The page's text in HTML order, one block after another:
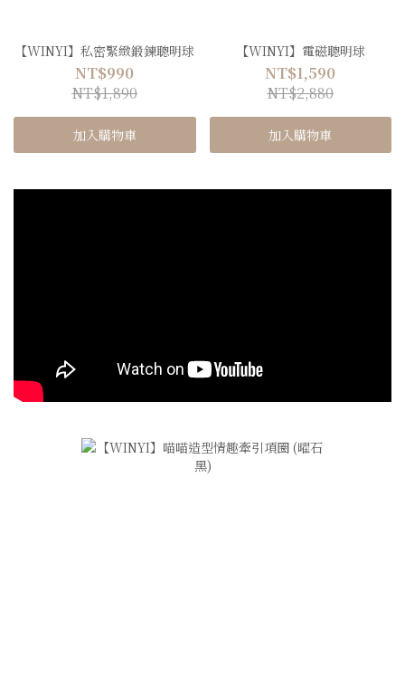
【WINYI】私密緊緻鍛鍊聰明球
NT$990
NT$1,890
加入購物車
【WINYI】電磁聰明球
NT$1,590
NT$2,880
加入購物車